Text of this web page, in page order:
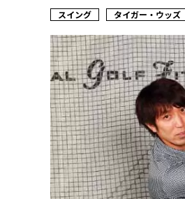
スイング タイガー・ウッズ